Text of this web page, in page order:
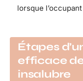
lorsque
Étapes
efficace
insalubre